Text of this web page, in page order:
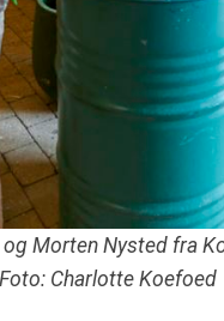
og Morten Nysted fra
Charlotte Koefoed